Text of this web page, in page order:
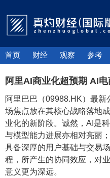
首页 财经 观察 参考
阿里AI商业化超预期 AI
阿里巴巴（09988.HK）最
场焦点放在其核心战略落地
业化的新阶段。诚然，AI是
与模型能力进展亦相对亮丽
具备深厚的用户基础与交易
程，所产生的协同效应，对
意义更为深远。